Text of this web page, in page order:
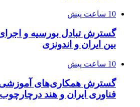
10 ساعت پیش
گسترش تبادل بورسیه و
بین ایران و اندونزی
10 ساعت پیش
گسترش همکاری‌های
فناوری ایران و هند